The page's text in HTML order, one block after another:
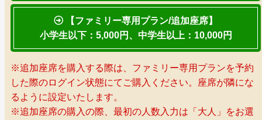
【ファミリー専用プラン/追加座席】
小学生以下：5,000円、中学生以上：10,000円
※追加座席を購入する際は、ファミリー専用プランを予約
した際のログイン状態にてご購入ください。座席が隣にな
るように設定いたします。
※追加座席の購入の際、最初の人数入力は「大人」をお選